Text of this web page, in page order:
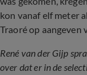
kon vanaf elf meter
Traoré op aangeven
René van der Gijp
over dat er in de